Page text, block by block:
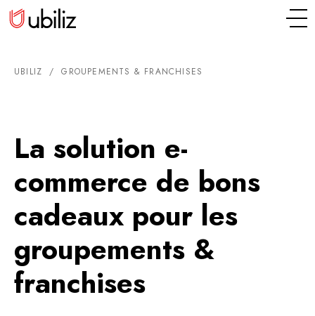
UBILIZ / GROUPEMENTS & FRANCHISES
La solution e-
commerce de bons
cadeaux pour les
groupements &
franchises